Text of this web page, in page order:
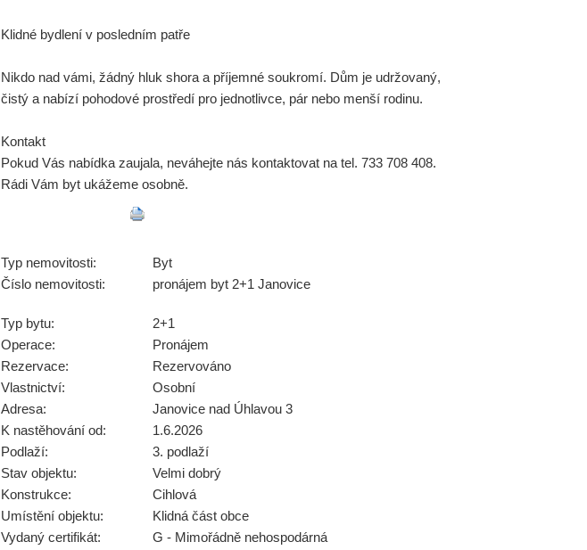
Klidné bydlení v posledním patře
Nikdo nad vámi, žádný hluk shora a příjemné soukromí. Dům je udržovaný,
čistý a nabízí pohodové prostředí pro jednotlivce, pár nebo menší rodinu.
Kontakt
Pokud Vás nabídka zaujala, neváhejte nás kontaktovat na tel. 733 708 408.
Rádi Vám byt ukážeme osobně.
Typ nemovitosti:
Byt
Číslo nemovitosti:
pronájem byt 2+1 Janovice
Typ bytu:
2+1
Operace:
Pronájem
Rezervace:
Rezervováno
Vlastnictví:
Osobní
Adresa:
Janovice nad Úhlavou 3
K nastěhování od:
1.6.2026
Podlaží:
3. podlaží
Stav objektu:
Velmi dobrý
Konstrukce:
Cihlová
Umístění objektu:
Klidná část obce
Vydaný certifikát:
G - Mimořádně nehospodárná